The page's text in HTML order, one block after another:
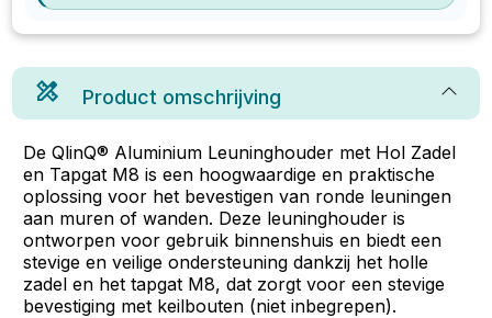
Product omschrijving
De QlinQ® Aluminium Leuninghouder met Hol Zadel
en Tapgat M8 is een hoogwaardige en praktische
oplossing voor het bevestigen van ronde leuningen
aan muren of wanden. Deze leuninghouder is
ontworpen voor gebruik binnenshuis en biedt een
stevige en veilige ondersteuning dankzij het holle
zadel en het tapgat M8, dat zorgt voor een stevige
bevestiging met keilbouten (niet inbegrepen).